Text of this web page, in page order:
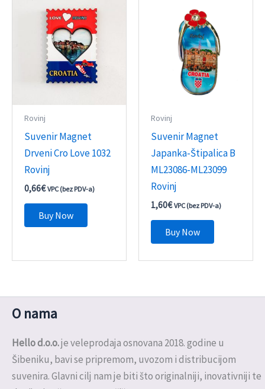
Rovinj
Suvenir Magnet
Drveni Cro Love 1032
Rovinj
0,66€ VPC (bez PDV-a)
Buy Now
Rovinj
Suvenir Magnet
Japanka-Štipalica B
ML23086-ML23099
Rovinj
1,60€ VPC (bez PDV-a)
Buy Now
O nama
Hello d.o.o.je veleprodaja osnovana 2018. godine u
Šibeniku, bavi se pripremom, uvozom i distribucijom
suvenira. Glavni cilj nam je biti što originalniji, inovativniji te